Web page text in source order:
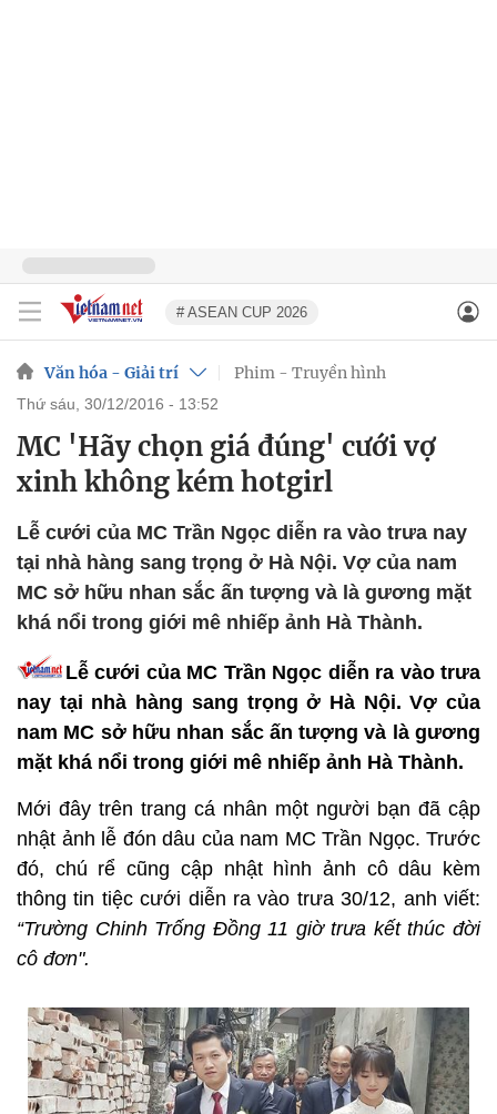
# ASEAN CUP 2026
Văn hóa - Giải trí Phim - Truyền hình
thứ sáu, 30/12/2016 - 13:52
MC 'Hãy chọn giá đúng' cưới vợ
xinh không kém hotgirl
Lễ cưới của MC Trần Ngọc diễn ra vào trưa nay
tại nhà hàng sang trọng ở Hà Nội. Vợ của nam
MC sở hữu nhan sắc ấn tượng và là gương mặt
khá nổi trong giới mê nhiếp ảnh Hà Thành.
Lễ cưới của MC Trần Ngọc diễn ra vào trưa
nay tại nhà hàng sang trọng ở Hà Nội. Vợ của
nam MC sở hữu nhan sắc ấn tượng và là gương
mặt khá nổi trong giới mê nhiếp ảnh Hà Thành.
Mới đây trên trang cá nhân một người bạn đã cập
nhật ảnh lễ đón dâu của nam MC Trần Ngọc. Trước
đó, chú rể cũng cập nhật hình ảnh cô dâu kèm
thông tin tiệc cưới diễn ra vào trưa 30/12, anh viết:
“Trường Chinh Trống Đồng 11 giờ trưa kết thúc đời
cô đơn".